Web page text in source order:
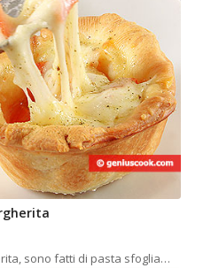
sono fatti di pasta sfoglia…